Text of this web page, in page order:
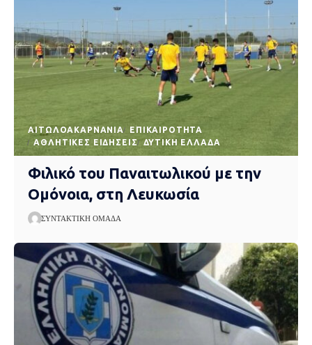
AΙΤΩΛΟΑΚΑΡΝΑΝΊΑ
EΠΙΚΑΙΡΌΤΗΤΑ
ΑΘΛΗΤΙΚΈΣ ΕΙΔΉΣΕΙΣ
ΔΥΤΙΚΉ ΕΛΛΆΔΑ
Φιλικό του Παναιτωλικού με την
Ομόνοια, στη Λευκωσία
ΣΥΝΤΑΚΤΙΚΉ ΟΜΆΔΑ